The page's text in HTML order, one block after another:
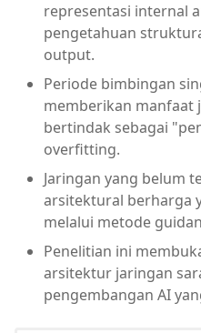
representasi internal
pengetahuan
output.
Periode bimbingan
memberikan manfaat
bertindak sebagai
overfitting.
Jaringan yang belum
arsitektural berharga
melalui metode
Penelitian ini
arsitektur jaringan
pengembangan AI